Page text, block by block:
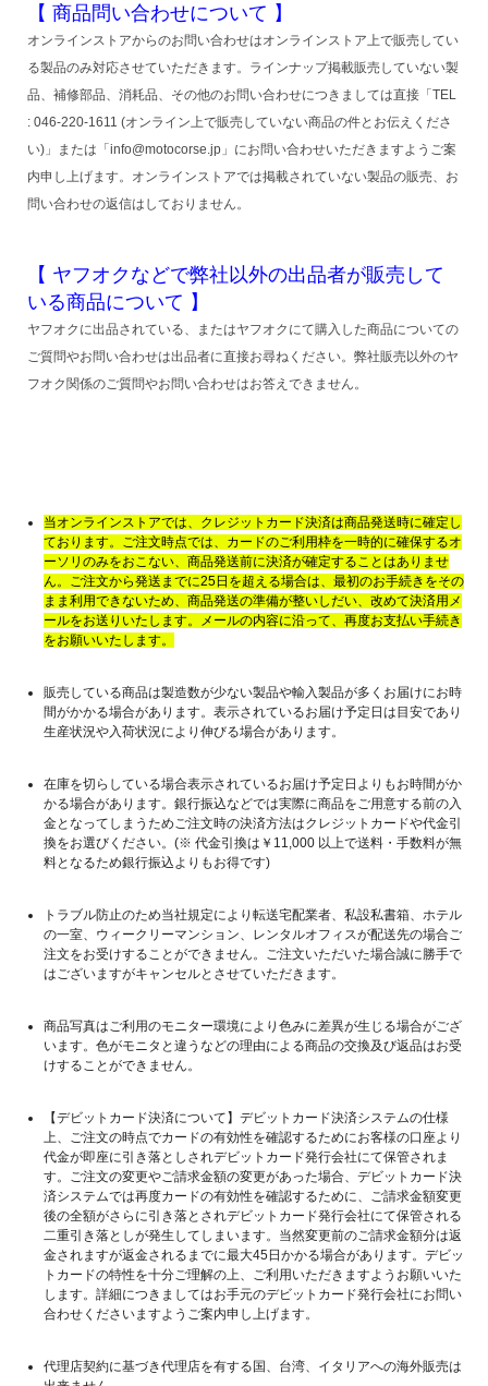
【 商品問い合わせについて 】
オンラインストアからのお問い合わせはオンラインストア上で販売してい
る製品のみ対応させていただきます。ラインナップ掲載販売していない製
品、補修部品、消耗品、その他のお問い合わせにつきましては直接「TEL
: 046-220-1611 (オンライン上で販売していない商品の件とお伝えくださ
い)」または「info@motocorse.jp」にお問い合わせいただきますようご案
内申し上げます。オンラインストアでは掲載されていない製品の販売、お
問い合わせの返信はしておりません。
【 ヤフオクなどで弊社以外の出品者が販売して
いる商品について 】
ヤフオクに出品されている、またはヤフオクにて購入した商品についての
ご質問やお問い合わせは出品者に直接お尋ねください。弊社販売以外のヤ
フオク関係のご質問やお問い合わせはお答えできません。
当オンラインストアでは、クレジットカード決済は商品発送時に確定し
ております。ご注文時点では、カードのご利用枠を一時的に確保するオ
ーソリのみをおこない、商品発送前に決済が確定することはありませ
ん。ご注文から発送までに25日を超える場合は、最初のお手続きをその
まま利用できないため、商品発送の準備が整いしだい、改めて決済用メ
ールをお送りいたします。メールの内容に沿って、再度お支払い手続き
をお願いいたします。
販売している商品は製造数が少ない製品や輸入製品が多くお届けにお時
間がかかる場合があります。表示されているお届け予定日は目安であり
生産状況や入荷状況により伸びる場合があります。
在庫を切らしている場合表示されているお届け予定日よりもお時間がか
かる場合があります。銀行振込などでは実際に商品をご用意する前の入
金となってしまうためご注文時の決済方法はクレジットカードや代金引
換をお選びください。(※ 代金引換は￥11,000 以上で送料・手数料が無
料となるため銀行振込よりもお得です)
トラブル防止のため当社規定により転送宅配業者、私設私書箱、ホテル
の一室、ウィークリーマンション、レンタルオフィスが配送先の場合ご
注文をお受けすることができません。ご注文いただいた場合誠に勝手で
はございますがキャンセルとさせていただきます。
商品写真はご利用のモニター環境により色みに差異が生じる場合がござ
います。色がモニタと違うなどの理由による商品の交換及び返品はお受
けすることができません。
【デビットカード決済について】デビットカード決済システムの仕様
上、ご注文の時点でカードの有効性を確認するためにお客様の口座より
代金が即座に引き落としされデビットカード発行会社にて保管されま
す。ご注文の変更やご請求金額の変更があった場合、デビットカード決
済システムでは再度カードの有効性を確認するために、ご請求金額変更
後の全額がさらに引き落とされデビットカード発行会社にて保管される
二重引き落としが発生してしまいます。当然変更前のご請求金額分は返
金されますが返金されるまでに最大45日かかる場合があります。デビッ
トカードの特性を十分ご理解の上、ご利用いただきますようお願いいた
します。詳細につきましてはお手元のデビットカード発行会社にお問い
合わせくださいますようご案内申し上げます。
代理店契約に基づき代理店を有する国、台湾、イタリアへの海外販売は